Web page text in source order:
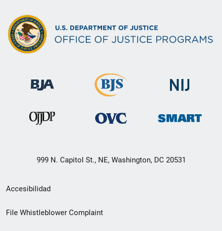
999 N. Capitol St., NE, Washington, DC 20531
Menú
de
Accesibilidad
File Whistleblower Complaint